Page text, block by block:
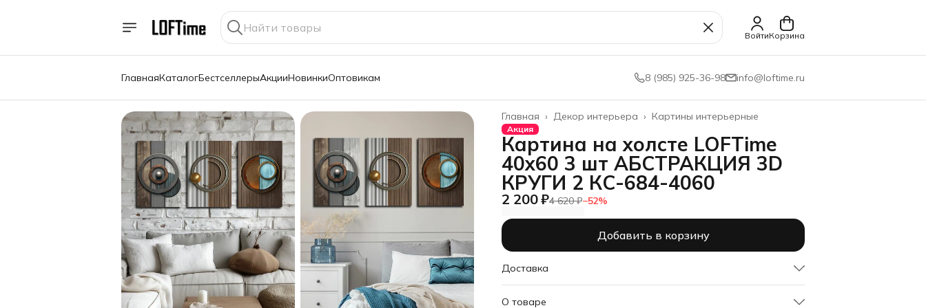
ВойтиКорзина
ГлавнаяКаталогБестселлерыАкцииНовинкиОптовикам 8 (985) 925-36-98 info@loftime.ru
Картины интерьерные
Декор интерьера ›
Главная ›
Акция
Картина на холсте LOFTime
40х60 3 шт АБСТРАКЦИЯ 3D
КРУГИ 2 КС-684-4060
2 200 ₽4 620 ₽−52%
Добавить в корзину
Доставка
О товаре